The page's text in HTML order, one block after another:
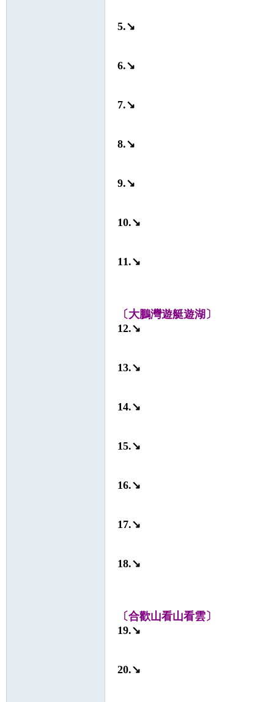
5.↘
6.↘
7.↘
8.↘
9.↘
10.↘
11.↘
〔大鵬灣遊艇遊湖〕
12.↘
13.↘
14.↘
15.↘
16.↘
17.↘
18.↘
〔合歡山看山看雲〕
19.↘
20.↘